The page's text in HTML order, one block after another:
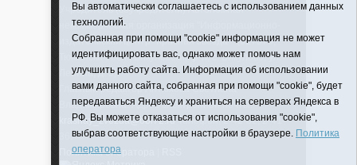
Учредитель (соучредители) Автономная
некоммерческая организация "Информационно-
издательский центр "Красная звезда"" (627570,
Тюменская обл., Викуловский р-н, с. Викулово, ул.
Ленина, д. 5).
Главный редактор Антюхова Светлана
Владимировна. Адрес электронной почты:
krasnay_zvezda@obl72.ruТелефон: 2-42-32; 2-41-
36.
Политика оператора
Вы автоматически соглашаетесь с использованием данных
технологий.
Собранная при помощи "cookie" информация не может
идентифицировать вас, однако может помочь нам
улучшить работу сайта. Информация об использовании
вами данного сайта, собранная при помощи "cookie", будет
передаваться Яндексу и храниться на серверах Яндекса в
РФ. Вы можете отказаться от использования "cookie",
выбрав соответствующие настройки в браузере. Политика
оператора